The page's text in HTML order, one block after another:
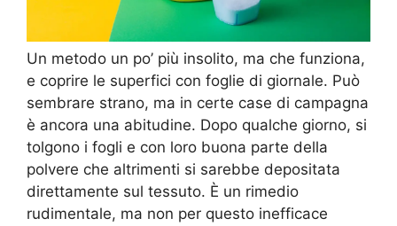
Un metodo un po’ più insolito, ma che funziona,
e coprire le superfici con foglie di giornale. Può
sembrare strano, ma in certe case di campagna
è ancora una abitudine. Dopo qualche giorno, si
tolgono i fogli e con loro buona parte della
polvere che altrimenti si sarebbe depositata
direttamente sul tessuto. È un rimedio
rudimentale, ma non per questo inefficace